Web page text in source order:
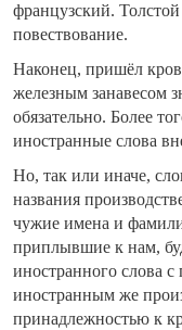
французский.
повествование.
Наконец, пришёл
железным занавесом
обязательно. Более
иностранные слова
Но, так или иначе,
названия
чужие имена и
приплывшие к нам,
иностранного слова
иностранным же
принадлежностью к